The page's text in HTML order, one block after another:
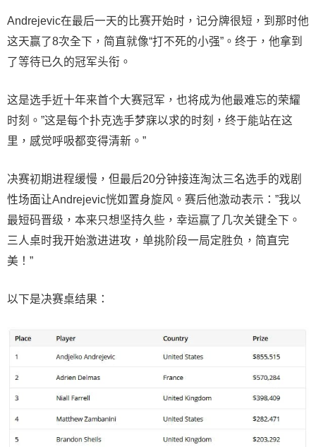
Andrejevic在最后一天的比赛开始时，记分牌很短，到那时他
这天赢了8次全下，简直就像“打不死的小强”。终于，他拿到
了等待已久的冠军头衔。
这是选手近十年来首个大赛冠军，也将成为他最难忘的荣耀
时刻。”这是每个扑克选手梦寐以求的时刻，终于能站在这
里，感觉呼吸都变得清新。”
决赛初期进程缓慢，但最后20分钟接连淘汰三名选手的戏剧
性场面让Andrejevic恍如置身旋风。赛后他激动表示：”我以
最短码晋级，本来只想坚持久些，幸运赢了几次关键全下。
三人桌时我开始激进进攻，单挑阶段一局定胜负，简直完
美！”
以下是决赛桌结果：